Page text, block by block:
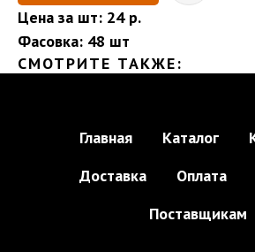
Цена за шт: 24 р.
Фасовка: 48 шт
СМОТРИТЕ ТАКЖЕ:
Главная Каталог
Доставка
Оплата
Поставщикам